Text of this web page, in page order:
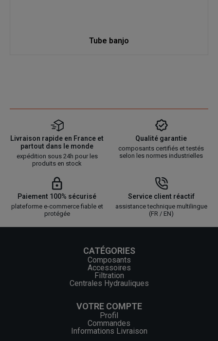
Tube banjo
Livraison rapide en France et
partout dans le monde
expédition sous 24h pour les
produits en stock
Qualité garantie
composants certifiés et testés
selon les normes industrielles
Paiement 100% sécurisé
plateforme e-commerce fiable et
protégée
Service client réactif
assistance technique multilingue
(FR / EN)
CATÉGORIES
Composants
Accessoires
Filtration
Centrales Hydrauliques
VOTRE COMPTE
Profil
Commandes
Informations Livraison